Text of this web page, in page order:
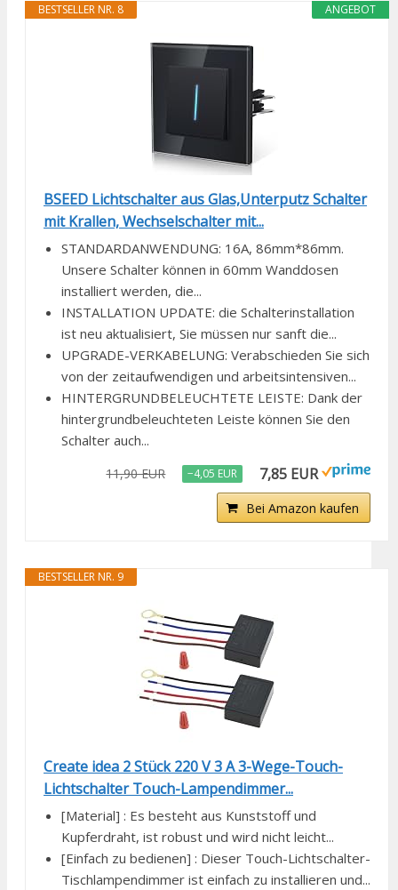
ANGEBOT
BESTSELLER NR. 8
BSEED Lichtschalter aus Glas,Unterputz Schalter
mit Krallen, Wechselschalter mit...
STANDARDANWENDUNG: 16A, 86mm*86mm.
Unsere Schalter können in 60mm Wanddosen
installiert werden, die...
INSTALLATION UPDATE: die Schalterinstallation
ist neu aktualisiert, Sie müssen nur sanft die...
UPGRADE-VERKABELUNG: Verabschieden Sie sich
von der zeitaufwendigen und arbeitsintensiven...
HINTERGRUNDBELEUCHTETE LEISTE: Dank der
hintergrundbeleuchteten Leiste können Sie den
Schalter auch...
11,90 EUR −4,05 EUR 7,85 EUR
Bei Amazon kaufen
BESTSELLER NR. 9
Create idea 2 Stück 220 V 3 A 3-Wege-Touch-
Lichtschalter Touch-Lampendimmer...
[Material] : Es besteht aus Kunststoff und
Kupferdraht, ist robust und wird nicht leicht...
[Einfach zu bedienen] : Dieser Touch-Lichtschalter-
Tischlampendimmer ist einfach zu installieren und...